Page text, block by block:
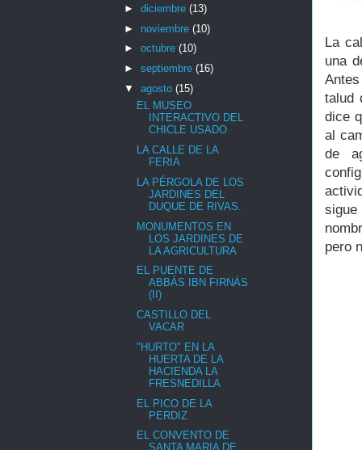
La
una
talud
dice
al
de
pero
► diciembre (13)
► noviembre (10)
► octubre (10)
► septiembre (16)
▼ agosto (15)
EL MUSEO
INTERACTIVO DEL
CHICLE USADO
LA CALLE DE LA
FERIA
LA PÉRGOLA DE LOS
JARDINES DEL
DUQUE DE RIVAS.
MONUMENTOS EN
LOS JARDINES DE
LA AGRICULTURA
EL PUENTE DE
ABBÁS IBN FIRNÁS
(II)
CASTILLO DEL
VACAR
"HURTO" EN LA
HUERTA DE LA
HACIENDA LA
FRESNEDILLA
EL PICO DE LA
PERDIZ
EL CONVENTO DE
SANTA MARIA DE